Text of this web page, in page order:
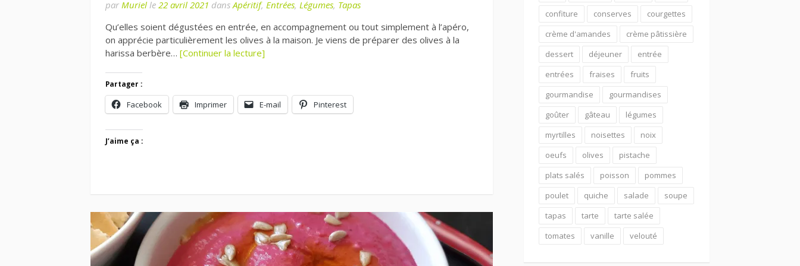
par Muriel le 22 avril 2021 dans Apéritif, Entrées, Légumes, Tapas
Qu’elles soient dégustées en entrée, en accompagnement ou tout simplement à l’apéro,
on apprécie particulièrement les olives à la maison. Je viens de préparer des olives à la
harissa berbère… [Continuer la lecture]
Partager :
Facebook Imprimer E-mail Pinterest
J’aime ça :
confiture conserves
courgettes
crème d'amandes
crème pâtissière
dessert
déjeuner
entrée
entrées
fraises
fruits
gourmandise
gourmandises
goûter
gâteau
légumes
myrtilles
noisettes
noix
oeufs
olives
pistache
plats salés
poisson
pommes
poulet
quiche salade
soupe
tapas
tarte
tarte salée
tomates
vanille velouté